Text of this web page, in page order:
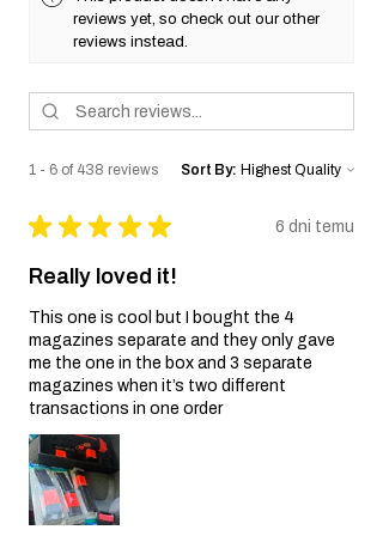
Wyłączenia Gwarancji:
Zaniedbanie i Niewłaściwe
niewłaściwego użytkowania,
nieprawidłowego obchodzenia się z repliką
Zużycie Eksploatacyjne:Normalne zużycie
kosmetyczne oraz uszkodzenia wynikające z
Gwarancją.
Nieoryginalne Części: Gwarancja traci
ważność, jeśli w replice airsoft zostaną użyte
nieoryginalne części lub akcesoria, które nie
zostały dostarczone przez Sprzedawcę.
Proces Reklamacyjny:
Kontakt z Obsługą Klienta:
Twoja replika airsoft jest objęta Gwarancją z
powodu wady fabrycznej, skontaktuj się z
naszym zespołem Obsługi Klienta pod
reviews yet, so check out our other
reviews instead.
1 - 6 of 438 reviews Sort By:
★ ★ ★ ★ ★ 6 dni temu
Really loved it!
This one is cool but I bought the 4
magazines separate and they only gave
me the one in the box and 3 separate
magazines when it’s two different
transactions in one order